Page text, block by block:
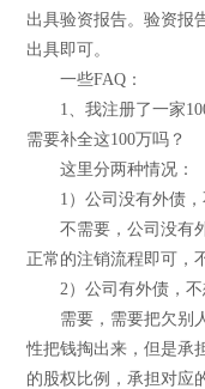
出具验资报告。验资报
出具即可。
一些FAQ：
1、我注册了一家100
需要补全这100万吗？
这里分两种情况：
1）公司没有外债，
不需要，公司没有外
正常的注销流程即可，
2）公司有外债，不
需要，需要把欠别人
性把钱掏出来，但是承
的股权比例，承担对应